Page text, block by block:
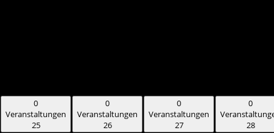
0
Veranstaltungen
25
0
Veranstaltungen
26
0
Veranstaltungen
27
0
28